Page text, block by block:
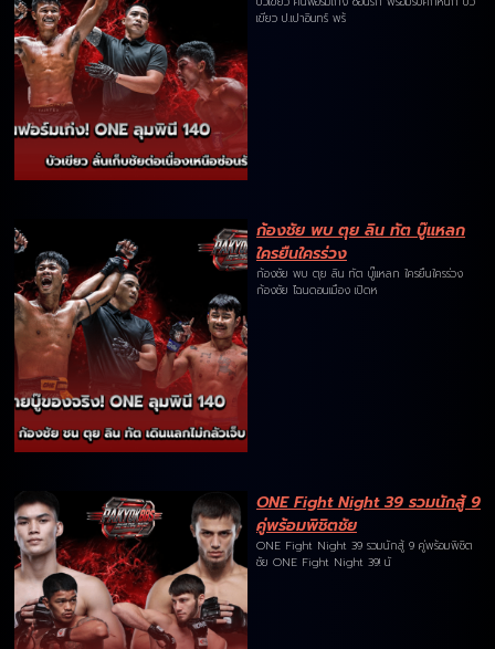
เขียว ป.เปาอินทร์ พร้
ก้องชัย พบ ตุย ลิน ทัต บู๊แหลก
ใครยืนใครร่วง
ก้องชัย พบ ตุย ลิน ทัต บู๊แหลก ใครยืนใครร่วง
ก้องชัย ไฉนดอนเมือง เปิดห
ONE Fight Night 39 รวมนักสู้ 9
คู่พร้อมพิชิตชัย
ONE Fight Night 39 รวมนักสู้ 9 คู่พร้อมพิชิต
ชัย ONE Fight Night 39! นั